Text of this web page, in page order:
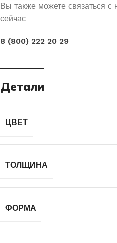
Вы также можете связаться
сейчас
8 (800) 222 20 29
Детали
ЦВЕТ
ТОЛЩИНА
ФОРМА